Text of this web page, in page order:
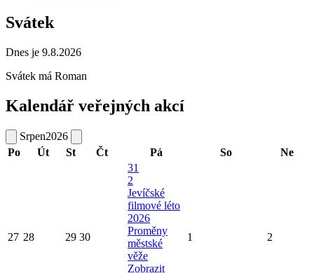
Svátek
Dnes je 9.8.2026
Svátek má Roman
Kalendář veřejných akcí
Srpen2026
Po
Út St Čt Pá So Ne
27 28 29 30
31
2
Jevíčské
filmové léto
2026
Proměny
městské
věže
Zobrazit
1 2